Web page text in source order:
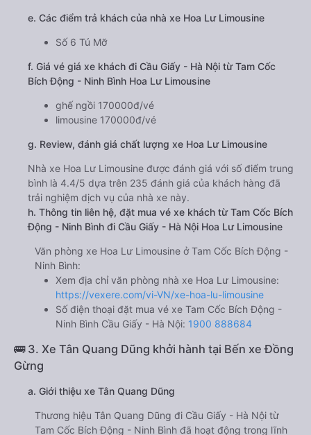
e. Các điểm trả khách của nhà xe Hoa Lư Limousine
Số 6 Tú Mỡ
f. Giá vé giá xe khách đi Cầu Giấy - Hà Nội từ Tam Cốc
Bích Động - Ninh Bình Hoa Lư Limousine
ghế ngồi 170000đ/vé
limousine 170000đ/vé
g. Review, đánh giá chất lượng xe Hoa Lư Limousine
Nhà xe Hoa Lư Limousine được đánh giá với số điểm trung
bình là 4.4/5 dựa trên 235 đánh giá của khách hàng đã
trải nghiệm dịch vụ của nhà xe này.
h. Thông tin liên hệ, đặt mua vé xe khách từ Tam Cốc Bích
Động - Ninh Bình đi Cầu Giấy - Hà Nội Hoa Lư Limousine
Văn phòng xe Hoa Lư Limousine ở Tam Cốc Bích Động -
Ninh Bình:
Xem địa chỉ văn phòng nhà xe Hoa Lư Limousine:
https://vexere.com/vi-VN/xe-hoa-lu-limousine
Số điện thoại đặt mua vé xe Tam Cốc Bích Động -
Ninh Bình Cầu Giấy - Hà Nội: 1900 888684
🚌 3. Xe Tân Quang Dũng khởi hành tại Bến xe Đồng
Gừng
a. Giới thiệu xe Tân Quang Dũng
Thương hiệu Tân Quang Dũng đi Cầu Giấy - Hà Nội từ
Tam Cốc Bích Động - Ninh Bình đã hoạt động trong lĩnh